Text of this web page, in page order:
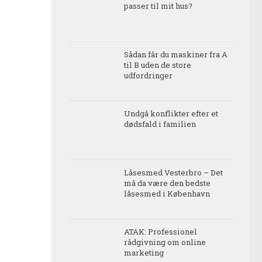
passer til mit hus?
Sådan får du maskiner fra A
til B uden de store
udfordringer
Undgå konflikter efter et
dødsfald i familien
Låsesmed Vesterbro – Det
må da være den bedste
låsesmed i København
ATAK: Professionel
rådgivning om online
marketing